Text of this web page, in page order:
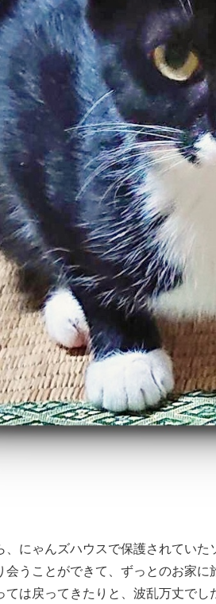
、にゃんズハウスで保護されてい
うことができて、ずっとのお家に
ては戻ってきたりと、波乱万丈で